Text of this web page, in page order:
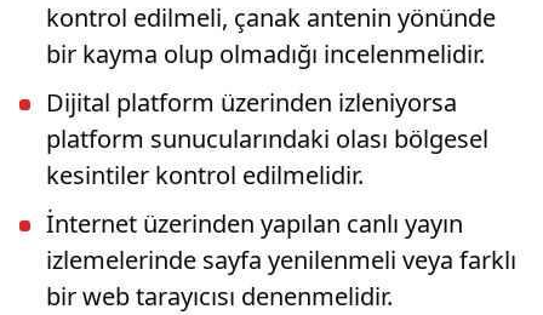
kontrol edilmeli, çanak antenin yönünde
bir kayma olup olmadığı incelenmelidir.
Dijital platform üzerinden izleniyorsa
platform sunucularındaki olası bölgesel
kesintiler kontrol edilmelidir.
İnternet üzerinden yapılan canlı yayın
izlemelerinde sayfa yenilenmeli veya farklı
bir web tarayıcısı denenmelidir.